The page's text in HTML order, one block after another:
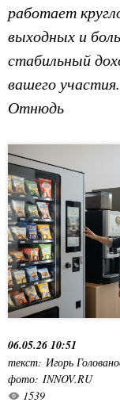
работает
выходных и
стабильный
вашего
Отнюдь
06.05.26 10:51
текст: Игорь
фото: INNOV.RU
1539